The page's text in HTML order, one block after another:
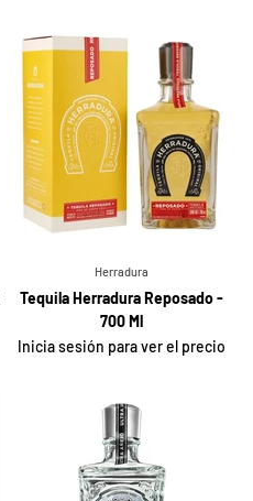
Herradura
Tequila Herradura Reposado -
700 Ml
Inicia sesión para ver el precio